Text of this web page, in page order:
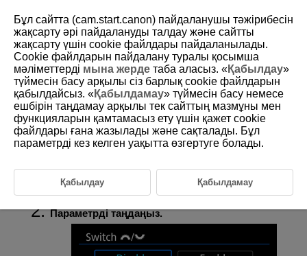
D146-137
Негізгі дискіні және 2-ші жылдам
басқару дискісін ауыстыру
Бұл дискілерге тағайындалған функцияларды суретті ойнату
экранында пайдаланылғандай ауыстыруыңызға болады.
:Switch /
дискілерін
ауыстыру] параметрін таңдаңыз (
).
Параметрді таңдаңыз.
Бұл сайтта (cam.start.canon) пайдаланушы тәжірибесін
жақсарту әрі пайдалануды талдау және сайтты
жақсарту үшін сookie файлдары пайдаланылады.
Cookie файлдарын пайдалану туралы қосымша
мәліметтерді мына жерде таба аласыз. «Қабылдау»
түймесін басу арқылы сіз барлық cookie файлдарын
қабылдайсыз. «Қабылдамау» түймесін басу немесе
ешбірін таңдамау арқылы тек сайттың мазмұны мен
функцияларын қамтамасыз ету үшін қажет cookie
файлдары ғана жазылады және сақталады. Бұл
параметрді кез келген уақытта өзгертуге болады.
Қабылдау Қабылдамау